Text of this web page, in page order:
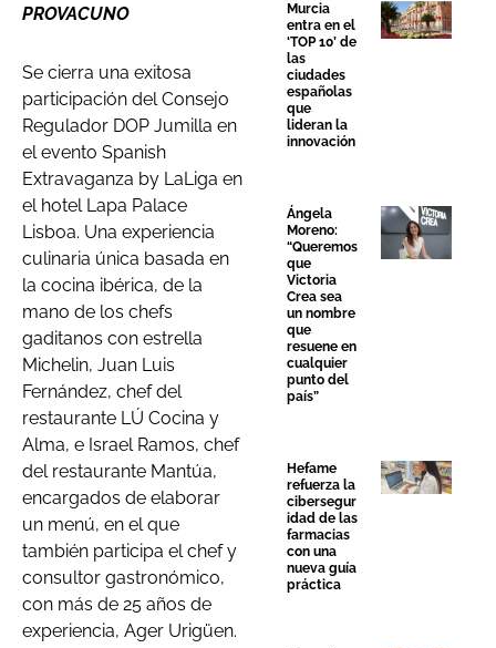
PROVACUNO
Se cierra una exitosa
participación del Consejo
Regulador DOP Jumilla en
el evento Spanish
Extravaganza by LaLiga en
el hotel Lapa Palace
Lisboa. Una experiencia
culinaria única basada en
la cocina ibérica, de la
mano de los chefs
gaditanos con estrella
Michelin, Juan Luis
Fernández, chef del
restaurante LÚ Cocina y
Alma, e Israel Ramos, chef
del restaurante Mantúa,
encargados de elaborar
un menú, en el que
también participa el chef y
consultor gastronómico,
con más de 25 años de
experiencia, Ager Urigüen.
Murcia
entra en el
‘TOP 10’ de
las
ciudades
españolas
que
lideran la
innovación
Ángela
Moreno:
“Queremos
que
Victoria
Crea sea
un nombre
que
resuene en
cualquier
punto del
país”
Hefame
refuerza la
cibersegur
idad de las
farmacias
con una
nueva guía
práctica